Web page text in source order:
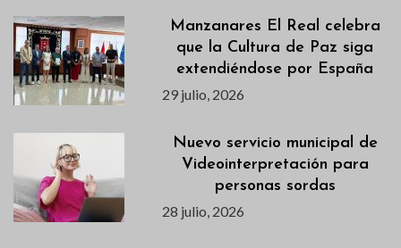
Manzanares El Real celebra
que la Cultura de Paz siga
extendiéndose por España
29 julio, 2026
Nuevo servicio municipal de
Videointerpretación para
personas sordas
28 julio, 2026